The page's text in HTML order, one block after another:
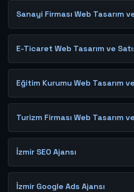
Sanayi Firması Web Tasarım
E-Ticaret Web Tasarım ve
Eğitim Kurumu Web Tasarım
Turizm Firması Web Tasarım
İzmir SEO Ajansı
İzmir Google Ads Ajansı